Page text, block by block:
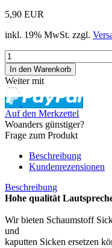
5,90 EUR
inkl. 19% MwSt. zzgl.
Weiter mit
Auf den Merkzettel
Woanders günstiger?
Frage zum Produkt
Beschreibung
Kundenrezensionen
Beschreibung
Hohe qualität
Wir bieten Schaumstoff
und
kaputten Sicken ersetzen